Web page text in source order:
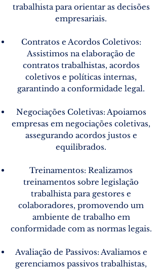
trabalhista para orientar as decisões
empresariais.
Contratos e Acordos Coletivos:
Assistimos na elaboração de
contratos trabalhistas, acordos
coletivos e políticas internas,
garantindo a conformidade legal.
Negociações Coletivas: Apoiamos
empresas em negociações coletivas,
assegurando acordos justos e
equilibrados.
Treinamentos: Realizamos
treinamentos sobre legislação
trabalhista para gestores e
colaboradores, promovendo um
ambiente de trabalho em
conformidade com as normas legais.
Avaliação de Passivos: Avaliamos e
gerenciamos passivos trabalhistas,